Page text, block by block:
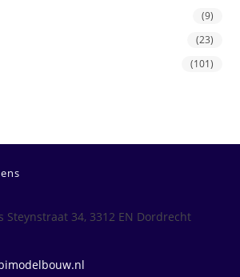
(9)
(23)
(101)
Steynstraat 34, 3312 EN Dordrecht